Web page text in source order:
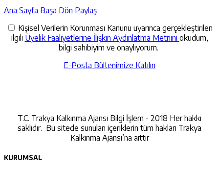
Ana Sayfa Başa Dön Paylaş
Kişisel Verilerin Korunması Kanunu uyarınca gerçekleştirilen
ilgili Üyelik Faaliyetlerine İlişkin Aydınlatma Metnini okudum,
bilgi sahibiyim ve onaylıyorum.
E-Posta Bültenimize Katılın
T.C. Trakya Kalkınma Ajansı Bilgi İşlem - 2018 Her hakkı
saklıdır. Bu sitede sunulan içeriklerin tüm hakları Trakya
Kalkınma Ajansı’na aittir
KURUMSAL